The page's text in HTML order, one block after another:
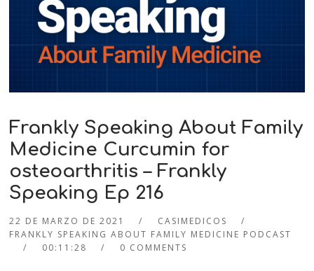
Frankly Speaking About Family
Medicine Curcumin for
osteoarthritis – Frankly
Speaking Ep 216
22 DE MARZO DE 2021
CASIMEDICOS
FRANKLY SPEAKING ABOUT FAMILY MEDICINE PODCAST
00:11:28
0 COMMENTS